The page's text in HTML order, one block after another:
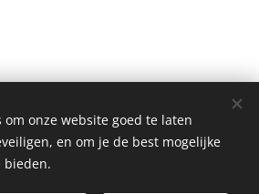
onze website goed te laten
en om je de best mogelijke
bieden.